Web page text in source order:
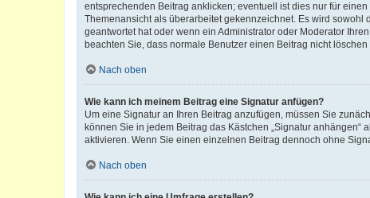
entsprechenden Beitrag anklicken; eventuell ist dies nur für
Themenansicht als überarbeitet gekennzeichnet. Es wird
geantwortet hat oder wenn ein Administrator oder Moderator
beachten Sie, dass normale Benutzer einen Beitrag nicht
Nach oben
Wie kann ich meinem Beitrag eine Signatur anfügen?
Um eine Signatur an Ihren Beitrag anzufügen, müssen Sie
können Sie in jedem Beitrag das Kästchen „Signatur
aktivieren. Wenn Sie einen einzelnen Beitrag dennoch ohne
Nach oben